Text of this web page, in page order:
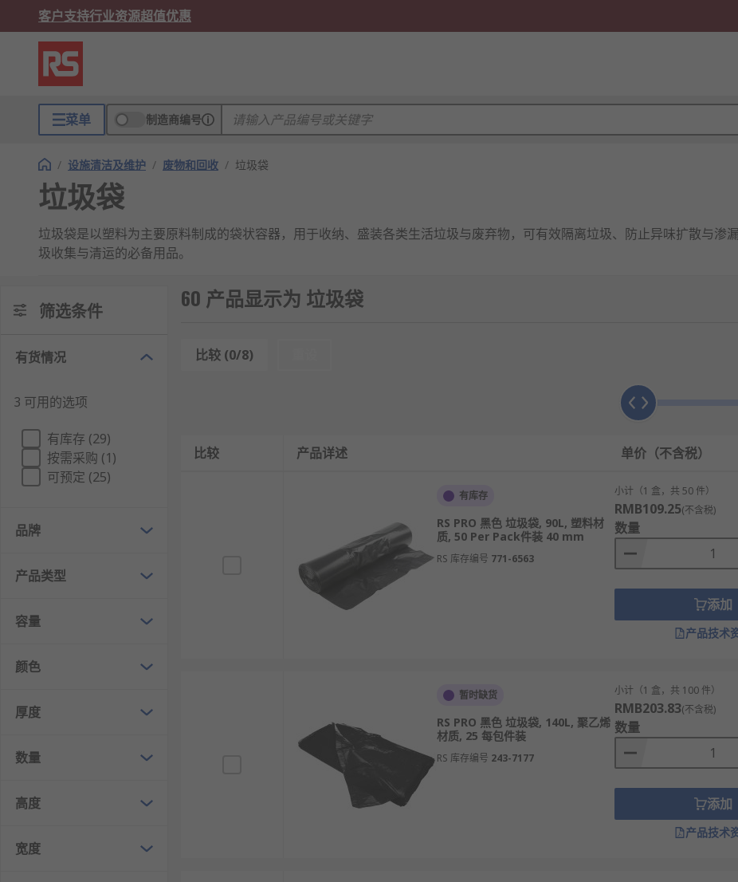
客户支持行业资源超值优惠
菜单 制造商编号
/ 设施清洁及维护 / 废物和回收 / 垃圾袋
垃圾袋
垃圾袋是以塑料为主要原料制成的袋状容器，用于收纳、盛装各类生活垃圾与废弃物，可有效隔离垃圾、防止异味扩散与渗
圾收集与清运的必备用品。
韧性优异：抗拉伸、抗撕裂，承重能力强，搬运垃圾不易破损。
规格齐全：覆盖不同尺寸、厚度，适配各类垃圾桶与垃圾量需求。
环保可选：可选择可降解、可堆肥材质，减少环境负担。
成本低廉：性价比高，适合大批量采购与高频次使用。
卫生安全：部分产品采用食品级、无异味材质，适配家用、餐饮等场景。
垃圾袋的类型
背心式垃圾袋：带手提设计，易收口打结，是家用最常用的垃圾袋类型。
抽绳式垃圾袋：内置抽绳，一拉即可自动收口，无需手动打结，使用便捷。
平口式垃圾袋：无提手设计，性价比高，适用于办公、商业等大批量使用场景。
加厚垃圾袋：厚度更高、承重更强，适用于重物、尖锐垃圾的收纳。
连卷式垃圾袋：成卷连续设计，取用方便，适合家用、物业批量采购。
分类垃圾袋：按垃圾分类标准设计不同颜色，适配厨余、可回收、其他等分类需求。
工业垃圾袋：大尺寸、高承重，适用于工厂、工地等大型垃圾清运。
60cm，适配家用10-20L垃圾桶。
筛选条件
有货情况
3 可用的选项
有库存 (29)
按需采购 (1)
可预定 (25)
品牌
产品类型
容量
颜色
厚度
数量
高度
宽度
60 产品显示为 垃圾袋
比较 (0/8)
比较 产品详述 单价（不含税）
有库存
RS PRO 黑色 垃圾袋, 90L, 塑料材
质, 50 Per Pack件装 40 mm
RS 库存编号 771-6563
小计（1 盒，共 50 件）
RMB109.25(不含税)
数量
添加
产品技术
暂时缺货
RS PRO 黑色 垃圾袋, 140L, 聚乙烯
材质, 25 每包件装
RS 库存编号 243-7177
小计（1 盒，共 100 件）
RMB203.83(不含税)
数量
添加
产品技术